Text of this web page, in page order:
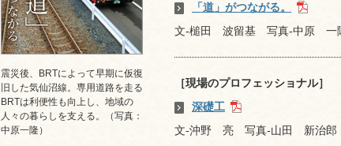
震災後、BRTによって早期に仮復
旧した気仙沼線。専用道路を走る
BRTは利便性も向上し、地域の
人々の暮らしを支える。（写真：
中原一隆）
「道」がつながる。
文-槌田 波留基 写真-中原 一
［現場のプロフェッショナル］
深礎工
文-沖野 亮 写真-山田 新治郎